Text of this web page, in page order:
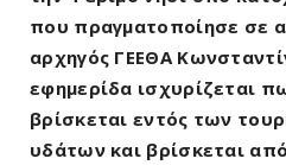
που πραγματοποίησε σε
αρχηγός ΓΕΕΘΑ
εφημερίδα ισχυρίζεται
βρίσκεται εντός των
υδάτων και βρίσκεται